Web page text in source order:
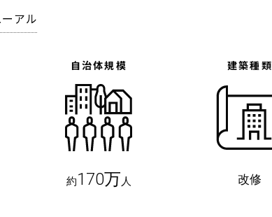
アル
自治体規模
約170万人
建築種類
改修